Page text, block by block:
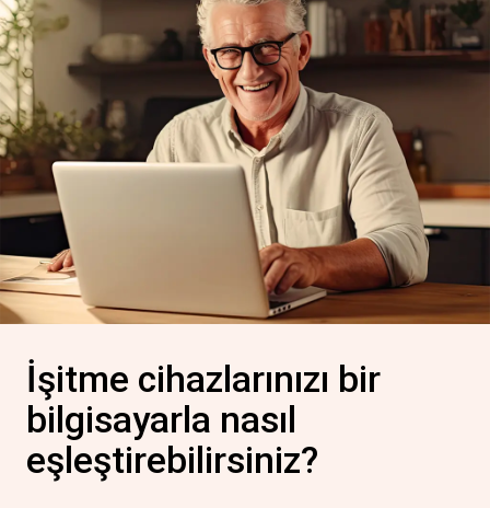
İşitme cihazlarınızı bir
bilgisayarla nasıl
eşleştirebilirsiniz?